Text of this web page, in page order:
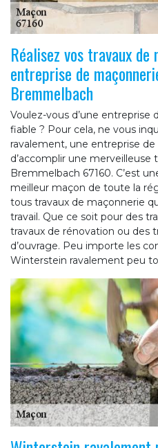
Réalisez vos travaux de
entreprise de
Bremmelbach
Voulez-vous d’une entreprise
fiable ? Pour cela, ne vous
ravalement, une entreprise
d’accomplir une merveilleuse
Bremmelbach 67160. C’est
meilleur maçon de toute la
tous travaux de maçonnerie
travail. Que ce soit pour des
travaux de rénovation ou des
d’ouvrage. Peu importe les
Winterstein ravalement peu